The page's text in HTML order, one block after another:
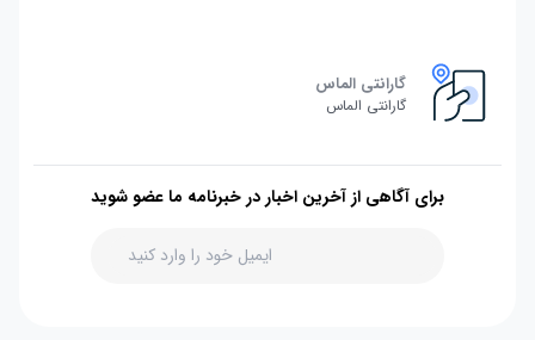
گارانتی الماس
گارانتی الماس
برای آگاهی از آخرین اخبار در خبرنامه ما عضو شوید